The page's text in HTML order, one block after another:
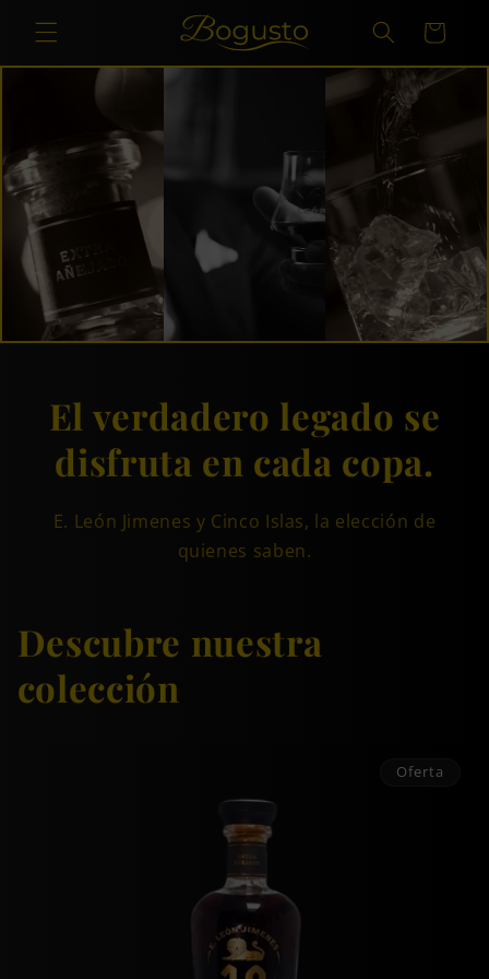
directamente
al contenido
Carrito
El verdadero legado se
disfruta en cada copa.
E. León Jimenes y Cinco Islas, la elección de
quienes saben.
Descubre nuestra
colección
Oferta